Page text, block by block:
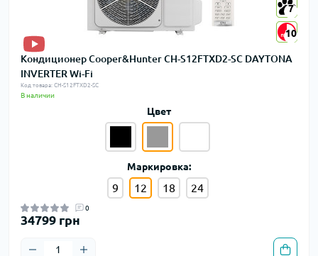
7
10
7
10
Кондиционер Cooper&Hunter CH-S12FTXD2-SC DAYTONA
INVERTER Wi-Fi
Код товара: CH-S12FTXD2-SC
В наличии
Цвет
Маркировка:
9 12 18 24
0
34799 грн